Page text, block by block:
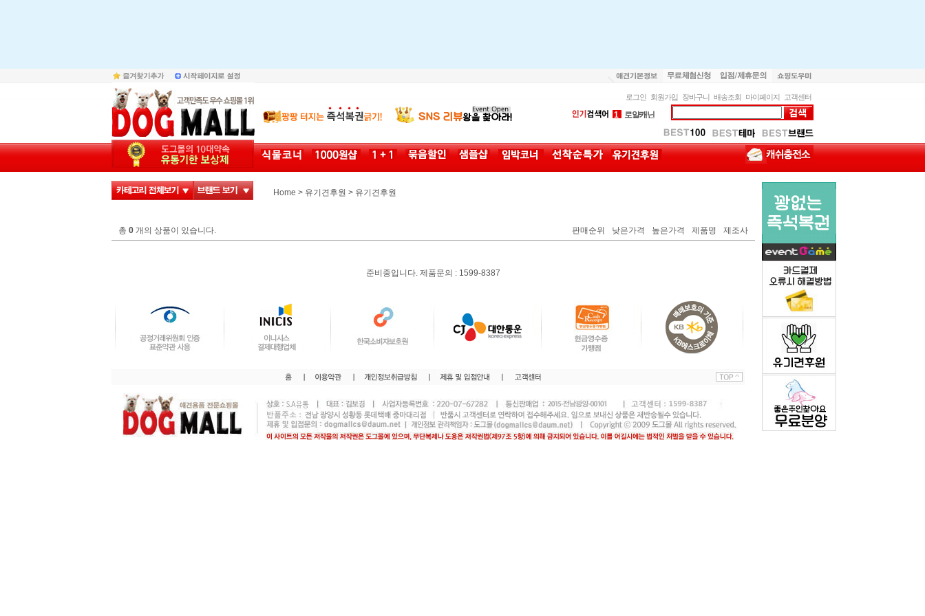
로그인 회원가입 장바구니 배송조회 마이페이지 고객센터
내추럴발란스
1
로얄캐닌
내추럴발란스
Home > 유기견후원 > 유기견후원
총 0 개의 상품이 있습니다. 판매순위 낮은가격 높은가격 제품명 제조사
준비중입니다. 제품문의 : 1599-8387